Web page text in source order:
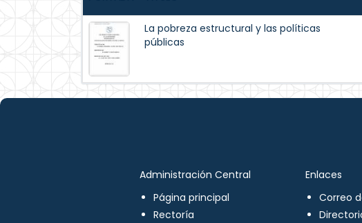
La pobreza estructural y las políticas
públicas
Administración Central
Página principal
Rectoría
Enlaces
Correo